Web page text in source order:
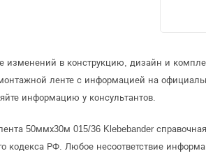
изменений в конструкцию, дизайн и
ленте с информацией на
информацию у консультантов.
50ммх30м 015/36 Klebebander
кодекса РФ. Любое несоответствие